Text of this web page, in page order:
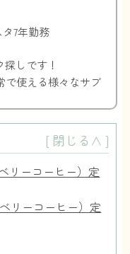
7年勤務
しです！
で使える様々なサブ
[ 閉じる∧ ]
リーコーヒー）定
リーコーヒー）定